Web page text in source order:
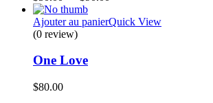
Ajouter au panierQuick View
(0 review)
One Love
$80.00